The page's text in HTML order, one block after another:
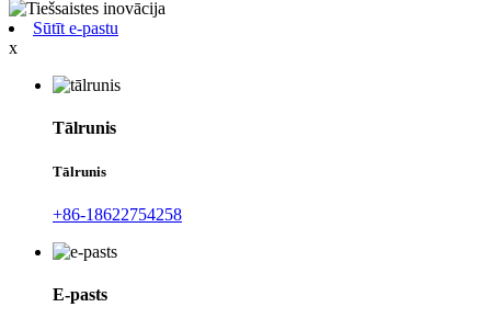
Sūtīt e-pastu
x
Tālrunis
Tālrunis
+86-18622754258
E-pasts